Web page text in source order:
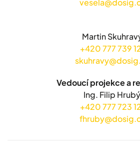
Martin
+420 777 739
Vedoucí projekce a
Ing. Filip Hrubý
+420 777 723